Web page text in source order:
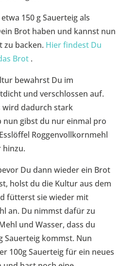
150 g Sauerteig als
Brot haben und kannst nun
zu backen. Hier findest Du
Brot.
bewahrst Du im
und verschlossen auf.
wird dadurch stark
nun gibst du nur einmal pro
Roggenvollkornmehl
hinzu.
Du dann wieder ein Brot
holst du die Kultur aus dem
fütterst sie wieder mit
an. Du nimmst dafür zu
und Wasser, dass du
Sauerteig kommst. Nun
100g Sauerteig für ein neues